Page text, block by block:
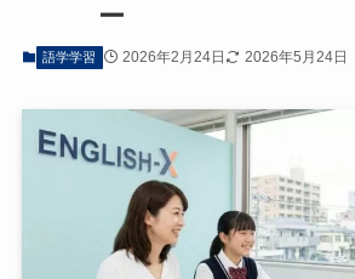
ー
語学学習 2026年2月24日 2026年5月24日